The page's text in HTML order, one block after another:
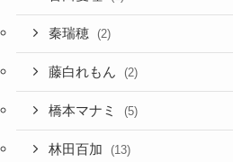
秦瑞穂 (2)
藤白れもん (2)
橋本マナミ (5)
林田百加 (13)